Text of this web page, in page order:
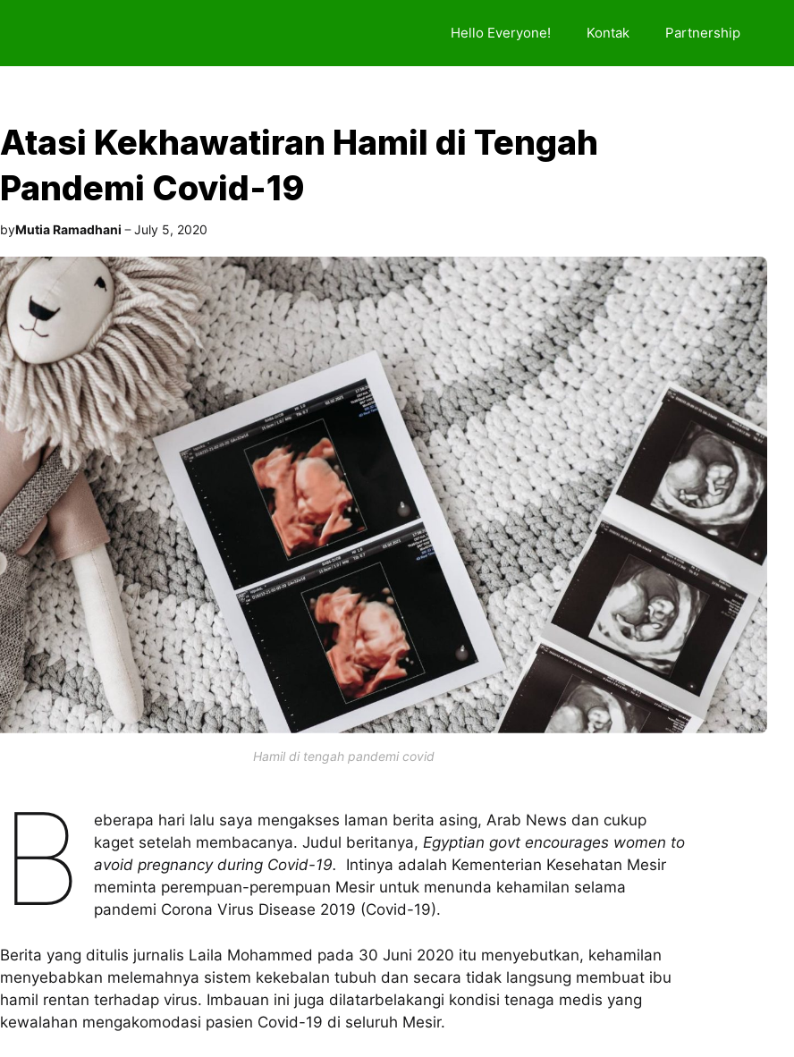
Hello Everyone! Kontak Partnership
Atasi Kekhawatiran Hamil di Tengah
Pandemi Covid-19
byMutia Ramadhani July 5, 2020
Hamil di tengah pandemi covid
B
eberapa hari lalu saya mengakses laman berita asing, Arab News dan cukup
kaget setelah membacanya. Judul beritanya,Egyptian govt encourages women to
avoid pregnancy during Covid-19.
Intinya adalah Kementerian Kesehatan Mesir
meminta perempuan-perempuan Mesir untuk menunda kehamilan selama
pandemi Corona Virus Disease 2019 (Covid-19).
Berita yang ditulis jurnalis Laila Mohammed pada 30 Juni 2020 itu menyebutkan, kehamilan
menyebabkan melemahnya sistem kekebalan tubuh dan secara tidak langsung membuat ibu
hamil rentan terhadap virus. Imbauan ini juga dilatarbelakangi kondisi tenaga medis yang
kewalahan mengakomodasi pasien Covid-19 di seluruh Mesir.